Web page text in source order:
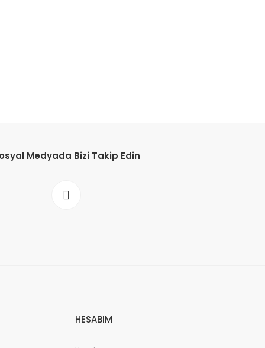
Medyada Bizi Takip Edin
HESABIM